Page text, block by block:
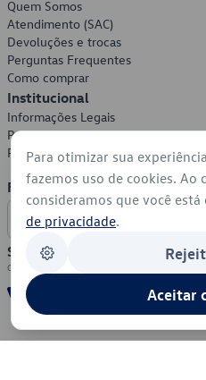
Quem Somos
Atendimento (SAC)
Devoluções e trocas
Perguntas Frequentes
Como comprar
Institucional
Informações Legais
Política de Privacidade
Política de Cookies
Formas de Pagamento
Segurança
Para otimizar sua
fazemos uso de cookies. Ao
consideramos que você está
de privacidade.
Aceitar